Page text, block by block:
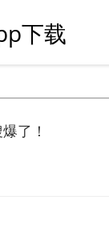
下载
了！